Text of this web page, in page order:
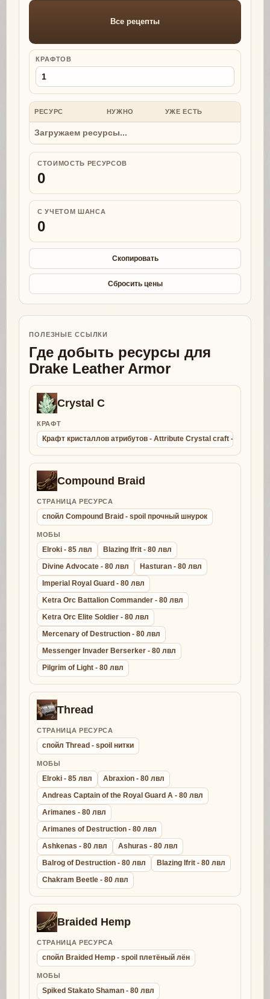
Все рецепты
КРАФТОВ
РЕСУРС НУЖНО УЖЕ ЕСТЬ
Загружаем ресурсы...
СТОИМОСТЬ РЕСУРСОВ
0
С УЧЕТОМ ШАНСА
0
Скопировать
Сбросить цены
ПОЛЕЗНЫЕ ССЫЛКИ
Где добыть ресурсы для
Drake Leather Armor
Crystal C
КРАФТ
Крафт кристаллов атрибутов - Attribute Crystal craft -
Compound Braid
СТРАНИЦА РЕСУРСА
спойл Compound Braid - spoil прочный шнурок
МОБЫ
Elroki - 85 лвл
Blazing Ifrit - 80 лвл
Divine Advocate - 80 лвл
Hasturan - 80 лвл
Imperial Royal Guard - 80 лвл
Ketra Orc Battalion Commander - 80 лвл
Ketra Orc Elite Soldier - 80 лвл
Mercenary of Destruction - 80 лвл
Messenger Invader Berserker - 80 лвл
Pilgrim of Light - 80 лвл
Thread
СТРАНИЦА РЕСУРСА
спойл Thread - spoil нитки
МОБЫ
Elroki - 85 лвл
Abraxion - 80 лвл
Andreas Captain of the Royal Guard A - 80 лвл
Arimanes - 80 лвл
Arimanes of Destruction - 80 лвл
Ashkenas - 80 лвл
Ashuras - 80 лвл
Balrog of Destruction - 80 лвл
Blazing Ifrit - 80 лвл
Chakram Beetle - 80 лвл
Braided Hemp
СТРАНИЦА РЕСУРСА
спойл Braided Hemp - spoil плетёный лён
МОБЫ
Spiked Stakato Shaman - 80 лвл